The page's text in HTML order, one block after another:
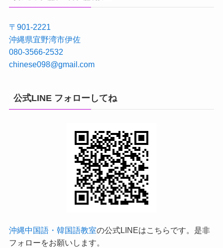
〒901-2221
沖縄県宜野湾市伊佐
080-3566-2532
chinese098@gmail.com
公式LINE フォローしてね
沖縄中国語・韓国語教室の公式LINEはこちらです。是非
フォローをお願いします。